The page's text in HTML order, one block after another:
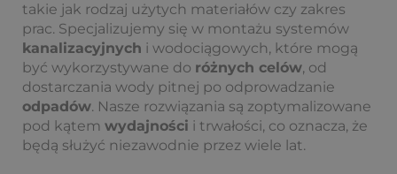
takie jak rodzaj użytych materiałów czy zakres
prac. Specjalizujemy się w montażu systemów
kanalizacyjnych i wodociągowych, które mogą
być wykorzystywane do różnych celów, od
dostarczania wody pitnej po odprowadzanie
odpadów. Nasze rozwiązania są zoptymalizowane
pod kątem wydajności i trwałości, co oznacza, że
będą służyć niezawodnie przez wiele lat.